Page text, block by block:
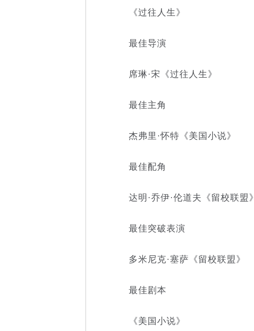
《过往人生》
最佳导演
席琳·宋《过往人生》
最佳主角
杰弗里·怀特《美国小说》
最佳配角
达明·乔伊·伦道夫《留校联盟》
最佳突破表演
多米尼克·塞萨《留校联盟》
最佳剧本
《美国小说》